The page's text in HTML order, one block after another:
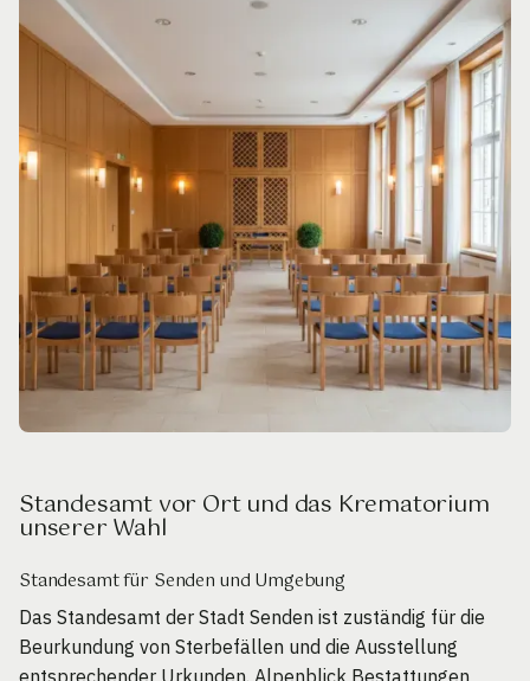
Standesamt vor Ort und das Krematorium
unserer Wahl
Standesamt für Senden und Umgebung
Das Standesamt der Stadt Senden ist zuständig für die
Beurkundung von Sterbefällen und die Ausstellung